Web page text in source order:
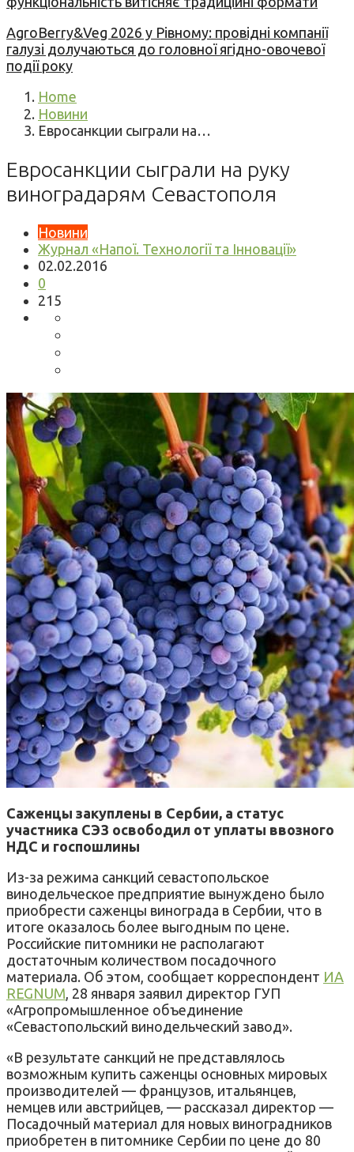
AgroBerry&Veg 2026 у Рівному: провідні компанії
галузі долучаються до головної ягідно-овочевої
події року
Home
Новини
Евросанкции сыграли на…
Евросанкции сыграли на руку
виноградарям Севастополя
Новини
Журнал «Напої. Технології та Інновації»
02.02.2016
0
215
Саженцы закуплены в Сербии, а статус
участника СЭЗ освободил от уплаты ввозного
НДС и госпошлины
Из-за режима санкций севастопольское
винодельческое предприятие вынуждено было
приобрести саженцы винограда в Сербии, что в
итоге оказалось более выгодным по цене.
Российские питомники не располагают
достаточным количеством посадочного
материала. Об этом, сообщает корреспондент ИА
REGNUM , 28 января заявил директор ГУП
«Агропромышленное объединение
«Севастопольский винодельческий завод».
«В результате санкций не представлялось
возможным купить саженцы основных мировых
производителей — французов, итальянцев,
немцев или австрийцев, — рассказал директор —
Посадочный материал для новых виноградников
приобретен в питомнике Сербии по цене до 80